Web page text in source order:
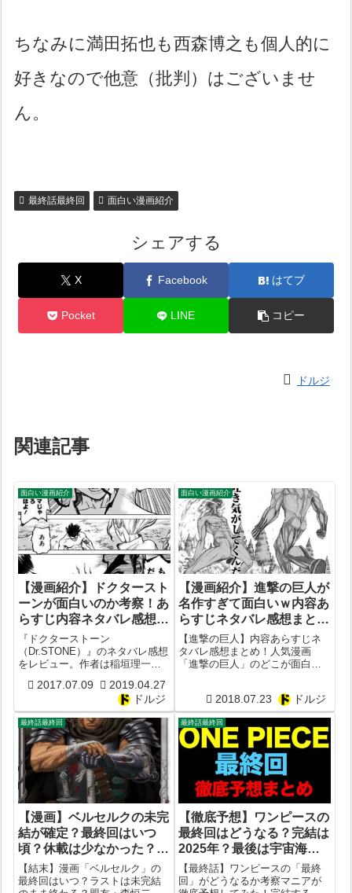
ちなみに満田拓也も西森博之も個人的に
好きなので他意（批判）はございませ
ん。
最終話最終回 面白い漫画紹介
シェアする
X Facebook はてブ
Pocket LINE コピー
ドルジ
関連記事
面白い漫画紹介
【漫画紹介】ドクタースト
ーンが面白いのか考察！あ
らすじ内容ネタバレ感想ま
とめ！【画像レビュー】
【稲垣理一郎×Boichi】
『ドクターストーン
（Dr.STONE）』のネタバレ感想
をレビュー。作者は稲垣理一郎
誌は少年ジャンプ。出版社は集
英社。ジャンルは少年コミッ
ク。AmazonのKindleや楽天kobo
などでも『ドクターストー...
2017.07.09
2019.04.27
ドルジ
面白い漫画紹介
【漫画紹介】進撃の巨人が
名作すぎて面白いｗ内容あ
らすじネタバレ感想まと
め！おすすめ度は？【考察
レビュー】【諫山創】
【進撃の巨人】内容あらすじネ
タバレ感想まとめ！人気漫画
「進撃の巨人」のどこが面白い
別冊少年マガジン。出版社は講
談社。ジャンルはバトル漫画。
2018.07.23 ドルジ
最終話最終回
【漫画】ベルセルクの未完
結が確定？最終回はいつ
頃？休載は少なかった？結
末は？森恒二が代筆？【三
浦建太郎死亡】【ラスト最
【結末】漫画「ベルセルク」の
最終回はいつ？ラストは未完結
最終話最終回
【徹底予想】ワンピースの
最終回はどうなる？完結は
2025年？最後は宇宙海賊
編が始動？ONE PIECEの
結末は宴で終わる？コミッ
【最終話】ワンピースの「最終
回」がどうなるか考察マニアが